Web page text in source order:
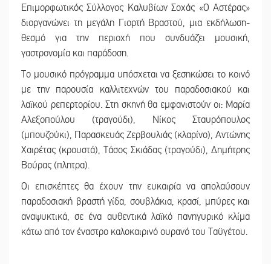
Επιμορφωτικός Σύλλογος Καλυβίων Σοχάς «Ο Αστέρας»
διοργανώνει τη μεγάλη Γιορτή Βραστού, μια εκδήλωση-
θεσμό για την περιοχή που συνδυάζει μουσική,
γαστρονομία και παράδοση.
Το μουσικό πρόγραμμα υπόσχεται να ξεσηκώσει το κοινό
με την παρουσία καλλιτεχνών του παραδοσιακού και
λαϊκού ρεπερτορίου. Στη σκηνή θα εμφανιστούν οι: Μαρία
Αλεξοπούλου (τραγούδι), Νίκος Σταυρόπουλος
(μπουζούκι), Παρασκευάς Ζερβουλιάς (κλαρίνο), Αντώνης
Χαιρέτας (κρουστά), Τάσος Σκιάδας (τραγούδι), Δημήτρης
Βούρας (πλητρα).
Οι επισκέπτες θα έχουν την ευκαιρία να απολαύσουν
παραδοσιακή βραστή γίδα, σουβλάκια, κρασί, μπύρες και
αναψυκτικά, σε ένα αυθεντικά λαϊκό πανηγυρικό κλίμα
κάτω από τον έναστρο καλοκαιρινό ουρανό του Ταϋγέτου.